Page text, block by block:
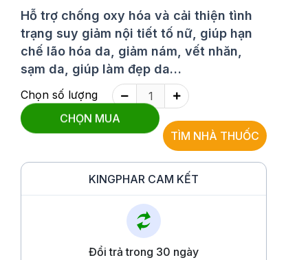
Hỗ trợ chống oxy hóa và cải thiện tình
trạng suy giảm nội tiết tố nữ, giúp hạn
chế lão hóa da, giảm nám, vết nhăn,
sạm da, giúp làm đẹp da…
Chọn số lượng
CHỌN MUA
TÌM NHÀ THUỐC
KINGPHAR CAM KẾT
Đổi trả trong 30 ngày